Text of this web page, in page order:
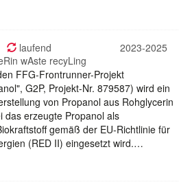
laufend
2023-2025
wAste recyLing
FFG-Frontrunner-Projekt
G2P, Projekt-Nr. 879587) wird ein
von Propanol aus Rohglycerin
das erzeugte Propanol als
gemäß der EU-Richtlinie für
(RED II) eingesetzt wird.…